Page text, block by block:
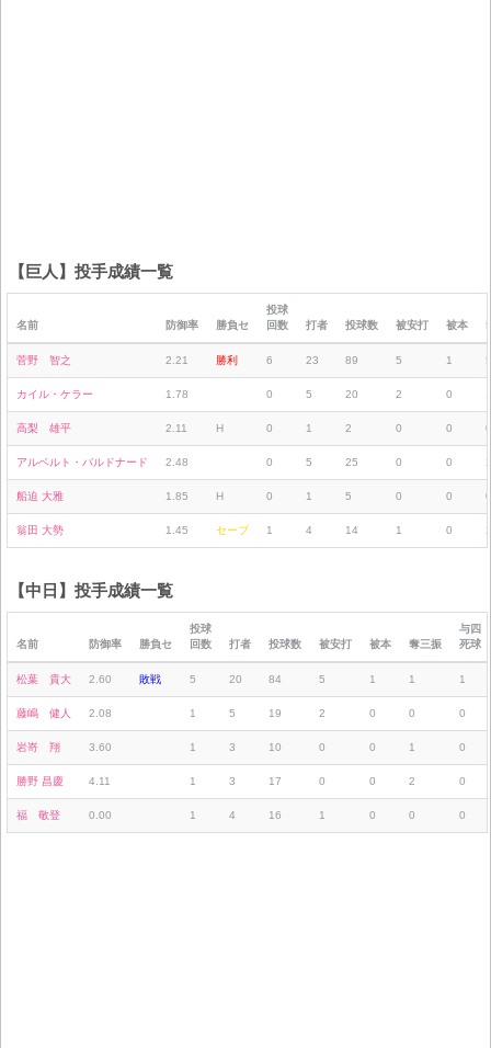
【巨人】投手成績一覧
名前 防御率 勝負セ
投球
回数
打者 投球数 被安打 被本
菅野 智之 2.21 勝利 6 23 89 5 1 5
カイル・ケラー 1.78 0 5 20 2 0
高梨 雄平 2.11 H 0 1 2 0 0 0
アルベルト・バルドナード 2.48 0 5 25 0 0 2
船迫 大雅 1.85 H 0 1 5 0 0 0
翁田 大勢 1.45 セーブ 1 4 14 1 0 2
【中日】投手成績一覧
名前 防御率 勝負セ
投球
回数
打者 投球数 被安打 被本 奪三振
与四
死球
松葉 貴大 2.60 敗戦 5 20 84 5 1 1 1
藤嶋 健人 2.08 1 5 19 2 0 0 0
岩嵜 翔 3.60 1 3 10 0 0 1 0
勝野 昌慶 4.11 1 3 17 0 0 2 0
福 敬登 0.00 1 4 16 1 0 0 0